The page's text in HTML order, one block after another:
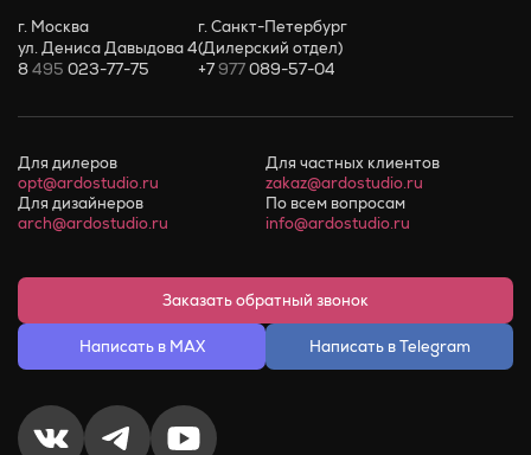
г. Москва
ул. Дениса Давыдова 4
8495 023-77-75
г. Санкт-Петербург
(Дилерский отдел)
+7977089-57-04
Для дилеров
opt@ardostudio.ru
Для частных клиентов
zakaz@ardostudio.ru
Для дизайнеров
arch@ardostudio.ru
По всем вопросам
info@ardostudio.ru
Заказать обратный звонок
Написать в MAX Написать в Telegram